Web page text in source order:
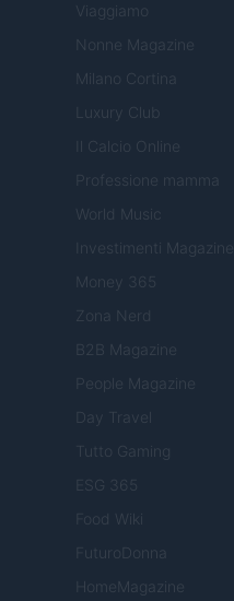
Viaggiamo
Nonne Magazine
Milano Cortina
Luxury Club
Il Calcio Online
Professione mamma
World Music
Investimenti Magazine
Money 365
Zona Nerd
B2B Magazine
People Magazine
Day Travel
Tutto Gaming
ESG 365
Food Wiki
FuturoDonna
HomeMagazine